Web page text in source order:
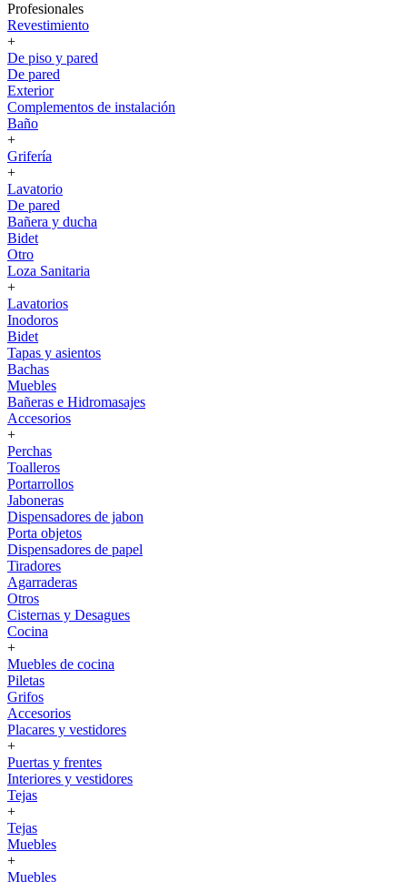
Profesionales
Revestimiento
+
De piso y pared
De pared
Exterior
Complementos de instalación
Baño
+
Grifería
+
Lavatorio
De pared
Bañera y ducha
Bidet
Otro
Loza Sanitaria
+
Lavatorios
Inodoros
Bidet
Tapas y asientos
Bachas
Muebles
Bañeras e Hidromasajes
Accesorios
+
Perchas
Toalleros
Portarrollos
Jaboneras
Dispensadores de jabon
Porta objetos
Dispensadores de papel
Tiradores
Agarraderas
Otros
Cisternas y Desagues
Cocina
+
Muebles de cocina
Piletas
Grifos
Accesorios
Placares y vestidores
+
Puertas y frentes
Interiores y vestidores
Tejas
+
Tejas
Muebles
+
Muebles